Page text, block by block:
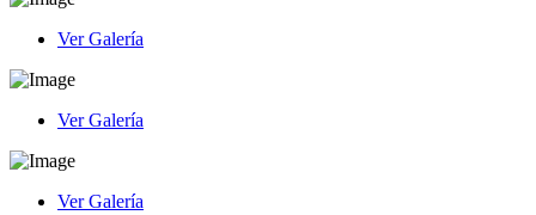
Ver Galería
Ver Galería
Ver Galería